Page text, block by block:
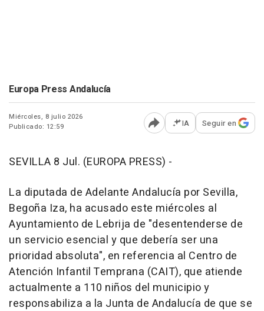
Europa Press Andalucía
Miércoles, 8 julio 2026
Publicado: 12:59
Abrir opciones para
IA Seguir en
SEVILLA 8 Jul. (EUROPA PRESS) -
La diputada de Adelante Andalucía por Sevilla,
Begoña Iza, ha acusado este miércoles al
Ayuntamiento de Lebrija de "desentenderse de
un servicio esencial y que debería ser una
prioridad absoluta", en referencia al Centro de
Atención Infantil Temprana (CAIT), que atiende
actualmente a 110 niños del municipio y
responsabiliza a la Junta de Andalucía de que se